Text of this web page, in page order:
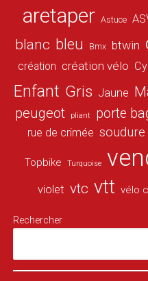
aretaper Astuce
blanc bleu Bmx btwin
création création vélo
Enfant Gris Jaune
peugeot pliant porte
rue de crimée soudure
Topbike Turquoise
violet vtc vtt vélo
Rechercher